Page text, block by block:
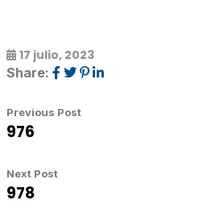
17 julio, 2023
Share:
Previous Post
976
Next Post
978